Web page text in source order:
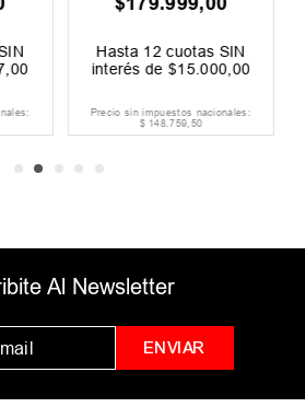
,00
Hasta 12 cuotas SIN
interés de $15.000,00
Precio sin impuestos nacionales:
$ 148.759,50
Al Newsletter
ENVIAR